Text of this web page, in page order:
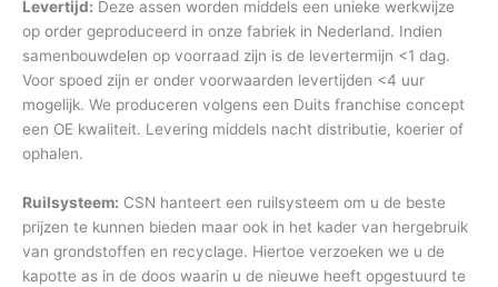
Levertijd: Deze assen worden middels een unieke werkwijze
op order geproduceerd in onze fabriek in Nederland. Indien
samenbouwdelen op voorraad zijn is de levertermijn <1 dag.
Voor spoed zijn er onder voorwaarden levertijden <4 uur
mogelijk. We produceren volgens een Duits franchise concept
een OE kwaliteit. Levering middels nacht distributie, koerier of
ophalen.
Ruilsysteem: CSN hanteert een ruilsysteem om u de beste
prijzen te kunnen bieden maar ook in het kader van hergebruik
van grondstoffen en recyclage. Hiertoe verzoeken we u de
kapotte as in de doos waarin u de nieuwe heeft opgestuurd te